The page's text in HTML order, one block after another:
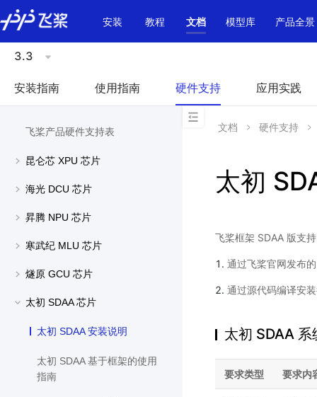
\u200E
安装
教程 文档 模型库 产品全景
3.3
安装指南 使用指南 硬件支持 应用实践
飞桨产品硬件支持表
昆仑芯 XPU 芯片
海光 DCU 芯片
昇腾 NPU 芯片
寒武纪 MLU 芯片
燧原 GCU 芯片
太初 SDAA 芯片
太初 SDAA 安装说明
太初 SDAA 基于框架的使用
指南
文档 硬件支持
太初
飞桨框架 SDAA 版支
通过飞桨官网发布
通过源代码编译安
太初 SDAA 系
要求类型 要求内